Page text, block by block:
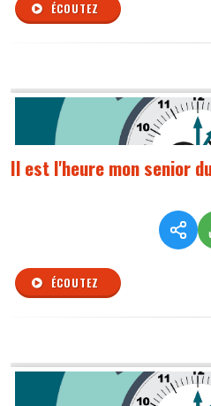
ÉCOUTEZ
Il est l'heure mon senior
ÉCOUTEZ